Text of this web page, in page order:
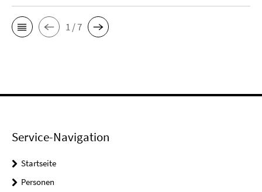
1 / 7
Service-Navigation
Startseite
Personen